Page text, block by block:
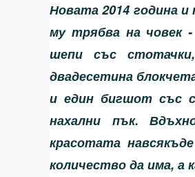
Новата 2014 година и
му трябва на човек
шепи със
двадесетина
и един бигшот със
нахални пък.
красотата
количество да има, а